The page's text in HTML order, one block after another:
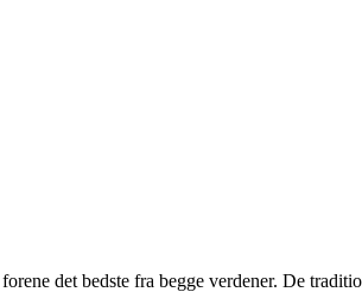
det bedste fra begge verdener. De